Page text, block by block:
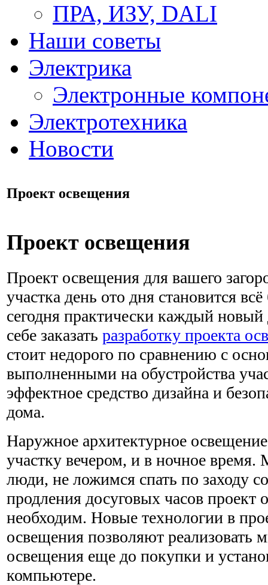
ПРА, ИЗУ, DALI
Наши советы
Электрика
Электронные
Электротехника
Новости
Проект освещения
Проект освещения
Проект освещения для вашего
участка день ото дня становится
сегодня практически каждый
себе заказать разработку проекта
стоит недорого по сравнению с
выполненными на обустройства
эффектное средство дизайна и
дома.
Наружное архитектурное
участку вечером, и в ночное
люди, не ложимся спать по заходу
продления досуговых часов проект
необходим. Новые технологии в
освещения позволяют реализовать
освещения еще до покупки и
компьютере.